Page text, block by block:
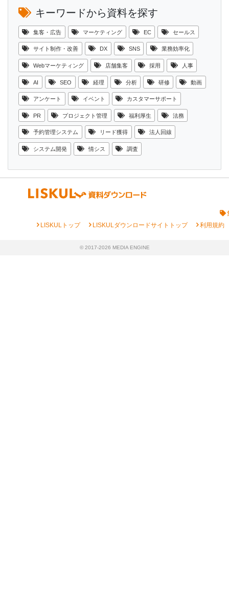
キーワードから資料を探す
集客・広告 マーケティング EC セールス
サイト制作・改善 DX SNS 業務効率化
Webマーケティング 店舗集客 採用 人事
AI SEO 経理 分析 研修 動画
アンケート イベント カスタマーサポート
PR プロジェクト管理 福利厚生 法務
予約管理システム リード獲得 法人回線
システム開発 情シス 調査
chevron_rightLISKULトップ chevron_rightLISKULダウンロードサイトトップ chevron_right利用規約
© 2017-2026 MEDIA ENGINE